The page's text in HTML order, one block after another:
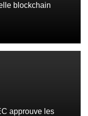
blockchain
approuve les